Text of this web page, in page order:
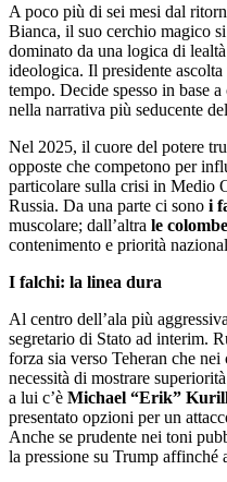
A poco più di sei mesi dal
Bianca, il suo cerchio magico
dominato da una logica di
ideologica. Il presidente
tempo. Decide spesso in base
nella narrativa più seducente
Nel 2025, il cuore del potere
opposte che competono per
particolare sulla crisi in Medio
Russia. Da una parte ci sono i
muscolare; dall’altra le colombe
contenimento e priorità
I falchi: la linea dura
Al centro dell’ala più
segretario di Stato ad interim.
forza sia verso Teheran che
necessità di mostrare
a lui c’è Michael “Erik”
presentato opzioni per un
Anche se prudente nei toni
la pressione su Trump affinché